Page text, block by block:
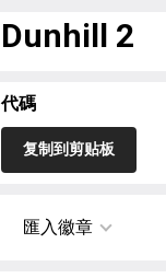
Dunhill 2
代碼
复制到剪贴板
匯入徽章